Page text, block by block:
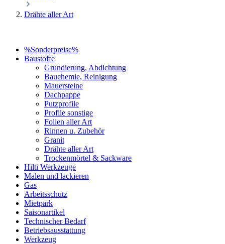
Drähte aller Art
%Sonderpreise%
Baustoffe
Grundierung, Abdichtung
Bauchemie, Reinigung
Mauersteine
Dachpappe
Putzprofile
Profile sonstige
Folien aller Art
Rinnen u. Zubehör
Granit
Drähte aller Art
Trockenmörtel & Sackware
Hilti Werkzeuge
Malen und lackieren
Gas
Arbeitsschutz
Mietpark
Saisonartikel
Technischer Bedarf
Betriebsausstattung
Werkzeug